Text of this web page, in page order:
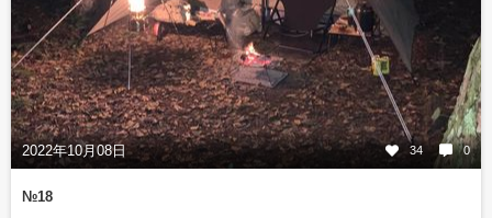
2022年10月08日 34 0
№18